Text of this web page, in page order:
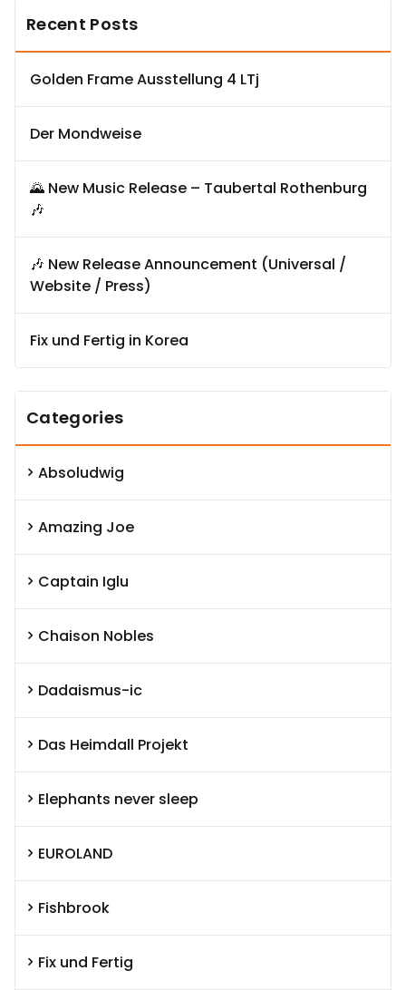
Recent Posts
Golden Frame Ausstellung 4 LTj
Der Mondweise
🌄 New Music Release – Taubertal Rothenburg
🎶
🎶 New Release Announcement (Universal /
Website / Press)
Fix und Fertig in Korea
Categories
Absoludwig
Amazing Joe
Captain Iglu
Chaison Nobles
Dadaismus-ic
Das Heimdall Projekt
Elephants never sleep
EUROLAND
Fishbrook
Fix und Fertig